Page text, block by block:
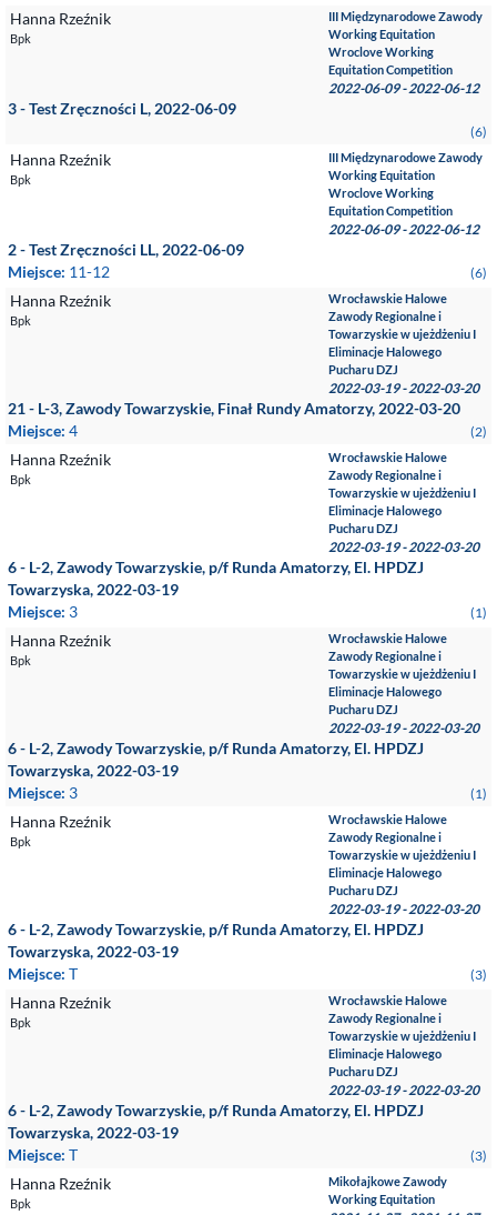
Hanna Rzeźnik
Bpk
III Międzynarodowe Zawody
Working Equitation
Wroclove Working
Equitation Competition
2022-06-09 - 2022-06-12
3 - Test Zręczności L, 2022-06-09
(6)
Hanna Rzeźnik
Bpk
III Międzynarodowe Zawody
Working Equitation
Wroclove Working
Equitation Competition
2022-06-09 - 2022-06-12
2 - Test Zręczności LL, 2022-06-09
Miejsce: 11-12 (6)
Hanna Rzeźnik
Bpk
Wrocławskie Halowe
Zawody Regionalne i
Towarzyskie w ujeżdżeniu I
Eliminacje Halowego
Pucharu DZJ
2022-03-19 - 2022-03-20
21 - L-3, Zawody Towarzyskie, Finał Rundy Amatorzy, 2022-03-20
Miejsce: 4 (2)
Hanna Rzeźnik
Bpk
Wrocławskie Halowe
Zawody Regionalne i
Towarzyskie w ujeżdżeniu I
Eliminacje Halowego
Pucharu DZJ
2022-03-19 - 2022-03-20
6 - L-2, Zawody Towarzyskie, p/f Runda Amatorzy, El. HPDZJ
Towarzyska, 2022-03-19
Miejsce: 3 (1)
Hanna Rzeźnik
Bpk
Wrocławskie Halowe
Zawody Regionalne i
Towarzyskie w ujeżdżeniu I
Eliminacje Halowego
Pucharu DZJ
2022-03-19 - 2022-03-20
6 - L-2, Zawody Towarzyskie, p/f Runda Amatorzy, El. HPDZJ
Towarzyska, 2022-03-19
Miejsce: 3 (1)
Hanna Rzeźnik
Bpk
Wrocławskie Halowe
Zawody Regionalne i
Towarzyskie w ujeżdżeniu I
Eliminacje Halowego
Pucharu DZJ
2022-03-19 - 2022-03-20
6 - L-2, Zawody Towarzyskie, p/f Runda Amatorzy, El. HPDZJ
Towarzyska, 2022-03-19
Miejsce: T (3)
Hanna Rzeźnik
Bpk
Wrocławskie Halowe
Zawody Regionalne i
Towarzyskie w ujeżdżeniu I
Eliminacje Halowego
Pucharu DZJ
2022-03-19 - 2022-03-20
6 - L-2, Zawody Towarzyskie, p/f Runda Amatorzy, El. HPDZJ
Towarzyska, 2022-03-19
Miejsce: T (3)
Hanna Rzeźnik
Bpk
Mikołajkowe Zawody
Working Equitation